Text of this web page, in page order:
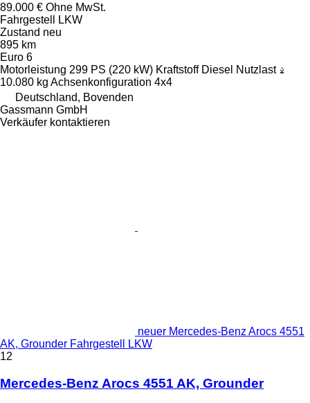
89.000 € Ohne MwSt.
Fahrgestell LKW
Zustand neu
895 km
Euro 6
Motorleistung 299 PS (220 kW) Kraftstoff Diesel Nutzlast
10.080 kg Achsenkonfiguration 4x4
Deutschland, Bovenden
Gassmann GmbH
Verkäufer kontaktieren
neuer Mercedes-Benz Arocs 4551
AK, Grounder Fahrgestell LKW
12
Mercedes-Benz Arocs 4551 AK, Grounder